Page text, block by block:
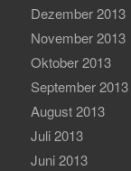
Dezember 2013
November 2013
Oktober 2013
September 2013
August 2013
Juli 2013
Juni 2013